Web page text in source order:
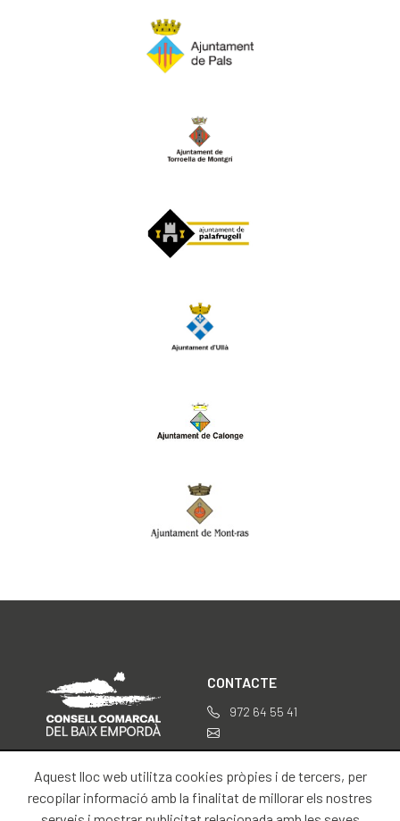
CONTACTE
972 64 55 41
professionals@baixemporda.cat
SOBRE NOSALTRES INFORMACIÓ LEGAL
Aquest lloc web utilitza cookies pròpies i de tercers, per
recopilar informació amb la finalitat de millorar els nostres